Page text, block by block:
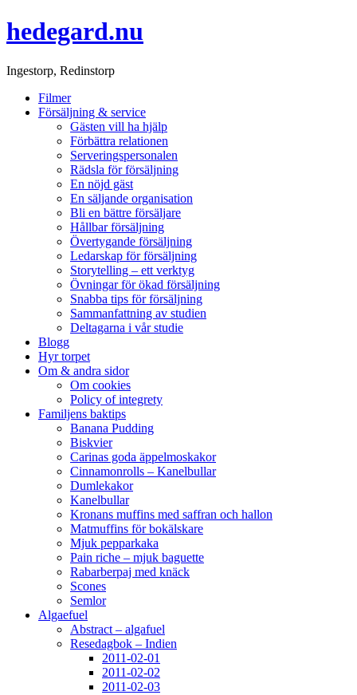
hedegard.nu
Ingestorp, Redinstorp
Filmer
Försäljning & service
Gästen vill ha hjälp
Förbättra relationen
Serveringspersonalen
Rädsla för försäljning
En nöjd gäst
En säljande organisation
Bli en bättre försäljare
Hållbar försäljning
Övertygande försäljning
Ledarskap för försäljning
Storytelling – ett verktyg
Övningar för ökad försäljning
Snabba tips för försäljning
Sammanfattning av studien
Deltagarna i vår studie
Blogg
Hyr torpet
Om & andra sidor
Om cookies
Policy of integrety
Familjens baktips
Banana Pudding
Biskvier
Carinas goda äppelmoskakor
Cinnamonrolls – Kanelbullar
Dumlekakor
Kanelbullar
Kronans muffins med saffran och hallon
Matmuffins för bokälskare
Mjuk pepparkaka
Pain riche – mjuk baguette
Rabarberpaj med knäck
Scones
Semlor
Algaefuel
Abstract – algafuel
Resedagbok – Indien
2011-02-01
2011-02-02
2011-02-03